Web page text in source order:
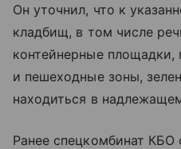
Он уточнил, что к
кладбищ, в том числе
контейнерные
и пешеходные зоны,
находиться в
Ранее спецкомбинат КБО